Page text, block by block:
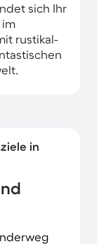
sich Ihr
im
rustikal-
in